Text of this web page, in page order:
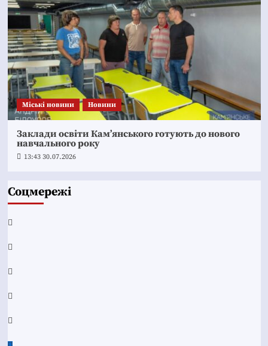
Mіські новини Новини
Заклади освіти Кам’янського готують до нового
навчального року
13:43 30.07.2026
Соцмережі
Facebook
YouTube
Telegram
Instagram
Twitter